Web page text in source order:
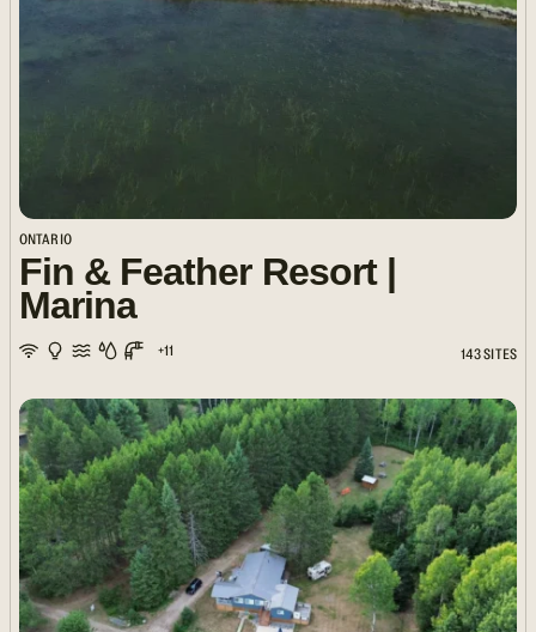
ONTARIO
Fin & Feather Resort |
Marina
+11 143 SITES